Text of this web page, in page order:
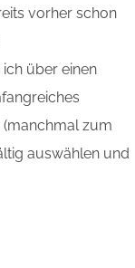
vorher schon
über einen
zum
auswählen und